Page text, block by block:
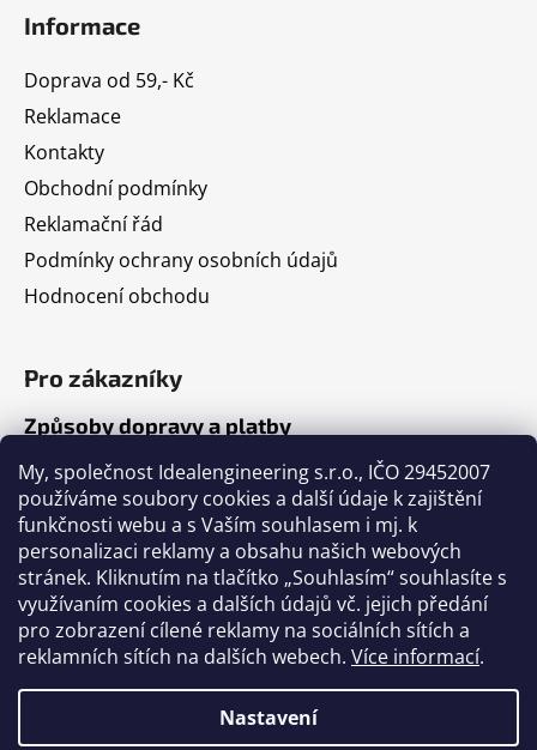
My, společnost Idealengineering s.r.o., IČO 29452007
používáme soubory cookies a další údaje k zajištění
funkčnosti webu a s Vaším souhlasem i mj. k
personalizaci reklamy a obsahu našich webových
stránek. Kliknutím na tlačítko „Souhlasím“ souhlasíte s
využívaním cookies a dalších údajů vč. jejich předání
pro zobrazení cílené reklamy na sociálních sítích a
reklamních sítích na dalších webech. Více informací.
Nastavení
Informace
Doprava od 59,- Kč
Reklamace
Kontakty
Obchodní podmínky
Reklamační řád
Podmínky ochrany osobních údajů
Hodnocení obchodu
Pro zákazníky
Způsoby dopravy a platby
Jak nakupovat
Články
Výběr volejbalového míče
Výběr fotbalového míče
Tabulka velikostí míčů